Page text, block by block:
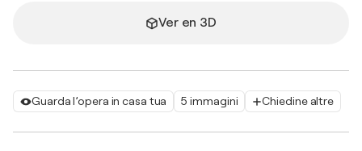
Guarda l’opera in casa tua 5 immagini Chiedine altre
Ver en 3D